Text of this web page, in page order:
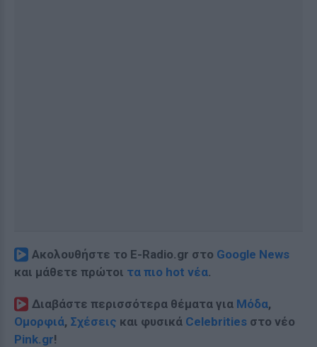
Ακολουθήστε το E-Radio.gr στο Google News
και μάθετε πρώτοι τα πιο hot νέα.
Διαβάστε περισσότερα θέματα για Μόδα,
Ομορφιά, Σχέσεις και φυσικά Celebrities στο νέο
Pink.gr!